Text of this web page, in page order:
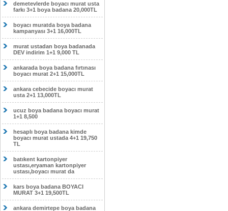
demetevlerde boyacı murat usta
farkı 3+1 boya badana 20,000TL
boyacı muratda boya badana
kampanyası 3+1 16,000TL
murat ustadan boya badanada
DEV indirim 1+1 9,000 TL
ankarada boya badana fırtınası
boyacı murat 2+1 15,000TL
ankara cebecide boyacı murat
usta 2+1 13,000TL
ucuz boya badana boyacı murat
1+1 8,500
hesaplı boya badana kimde
boyacı murat ustada 4+1 19,750
TL
batıkent kartonpiyer
ustası,eryaman kartonpiyer
ustası,boyacı murat da
kars boya badana BOYACI
MURAT 3+1 19,500TL
ankara demirtepe boya badana